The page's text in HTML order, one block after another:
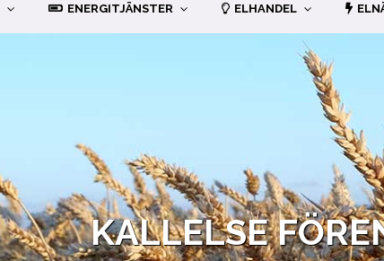
ENERGITJÄNSTER ELHANDEL
KALLELSE